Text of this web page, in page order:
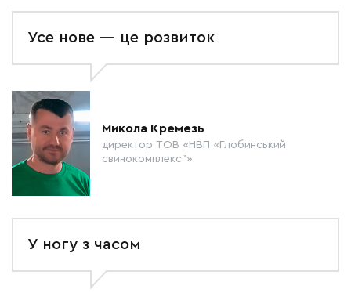
Усе нове — це розвиток
Микола Кремезь
директор ТОВ «НВП «Глобинський
свинокомплекс”»
У ногу з часом